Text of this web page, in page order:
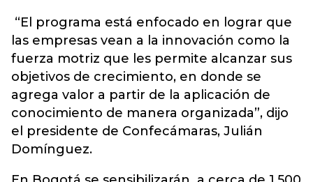
“El programa está enfocado en lograr que
las empresas vean a la innovación como la
fuerza motriz que les permite alcanzar sus
objetivos de crecimiento, en donde se
agrega valor a partir de la aplicación de
conocimiento de manera organizada”, dijo
el presidente de Confecámaras, Julián
Domínguez.